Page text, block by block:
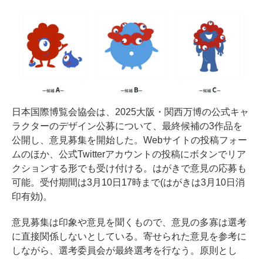
日本国際博覧会協会は、2025大阪・関西万博の公式キャ
ラクターのデザイン公募について、最終候補の3作品を
公開し、意見募集を開始した。Webサイトの投稿フォー
ムのほか、公式Twitterアカウントの投稿にボタンでリア
クションする形でも受け付ける。はがきで意見の応募も
可能。受付期間は3月10日17時まで(はがきは3月10日消
印有効)。
意見募集は印象や意見を聞くもので、意見の多寡は選考
に直接関係しないとしている。寄せられた意見を参考に
しながら、選考委員会が最終選考を行なう。原則とし